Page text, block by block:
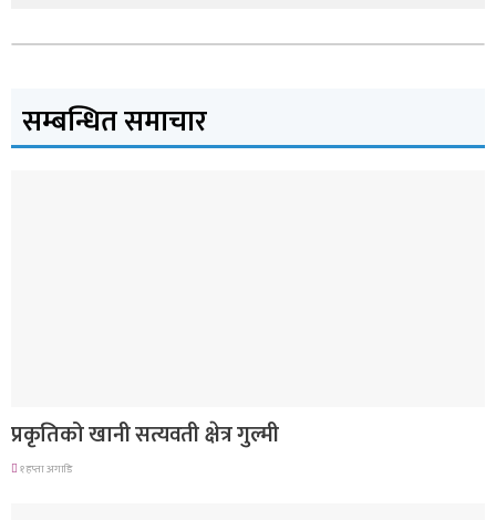
सम्बन्धित समाचार
प्रकृतिको खानी सत्यवती क्षेत्र गुल्मी
१ हप्ता अगाडि